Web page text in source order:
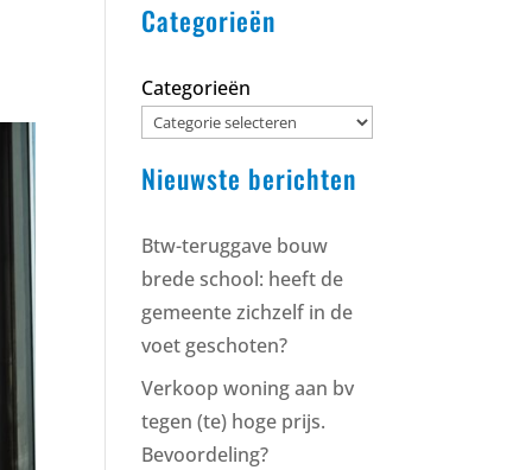
Categorieën
Categorieën
Nieuwste berichten
Btw-teruggave bouw
brede school: heeft de
gemeente zichzelf in de
voet geschoten?
Verkoop woning aan bv
tegen (te) hoge prijs.
Bevoordeling?